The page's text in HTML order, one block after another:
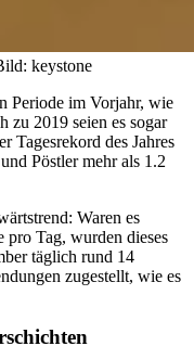
keystone
Periode im Vorjahr, wie
zu 2019 seien es sogar
Tagesrekord des Jahres
Pöstler mehr als 1.2
Waren es
Tag, wurden dieses
täglich rund 14
zugestellt, wie es